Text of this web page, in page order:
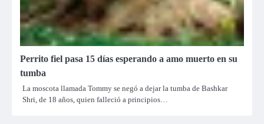
Perrito fiel pasa 15 días esperando a amo muerto en su
tumba
La moscota llamada Tommy se negó a dejar la tumba de Bashkar
Shri, de 18 años, quien falleció a principios…